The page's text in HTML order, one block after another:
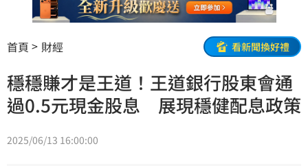
首頁 財經 看新聞換好禮
穩穩賺才是王道！王道銀行股東會通
過0.5元現金股息 展現穩健配息政策
2025/06/13 16:00:00